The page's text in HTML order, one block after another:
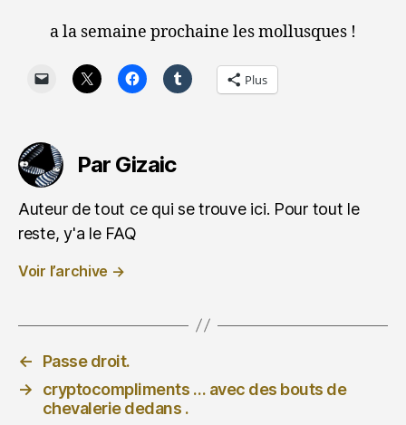
a la semaine prochaine les mollusques !
Plus
Par Gizaic
Auteur de tout ce qui se trouve ici. Pour tout le
reste, y'a le FAQ
Voir l’archive →
←
Passe droit.
→
cryptocompliments … avec des bouts de
chevalerie dedans .